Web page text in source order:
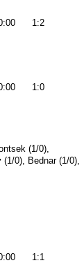
1:2
1:0
(1/0),
0), Bednar (1/0),
1:1